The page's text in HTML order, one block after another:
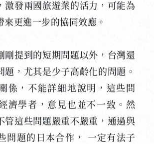
激發兩國旅遊業的活力，可能為
來更進一步的協同效應。
提到的短期問題以外，台灣還
題，尤其是少子高齡化的問題。
係，不能詳細地說明，這些問
濟學者，意見也並不一致。然
管這些問題嚴重不嚴重，通過與
問題的日本合作， 一定有法子